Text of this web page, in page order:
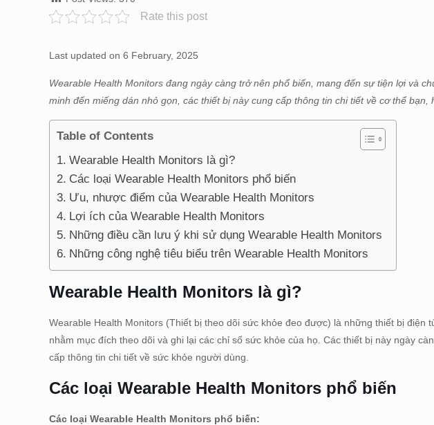
Rate this post
Last updated on 6 February, 2025
Wearable Health Monitors đang ngày càng trở nên phổ biến, mang đến sự tiện lợi và
minh đến miếng dán nhỏ gọn, các thiết bị này cung cấp thông tin chi tiết về cơ thể bạn,
Table of Contents
Wearable Health Monitors là gì?
Các loại Wearable Health Monitors phổ biến
Ưu, nhược điểm của Wearable Health Monitors
Lợi ích của Wearable Health Monitors
Những điều cần lưu ý khi sử dụng Wearable Health Monitors
Những công nghệ tiêu biểu trên Wearable Health Monitors
Wearable Health Monitors là gì?
Wearable Health Monitors (Thiết bị theo dõi sức khỏe đeo được) là những thiết bị điện
nhằm mục đích theo dõi và ghi lại các chỉ số sức khỏe của họ. Các thiết bị này ngày
cấp thông tin chi tiết về sức khỏe người dùng.
Các loại Wearable Health Monitors phổ biến
Các loại Wearable Health Monitors phổ biến: